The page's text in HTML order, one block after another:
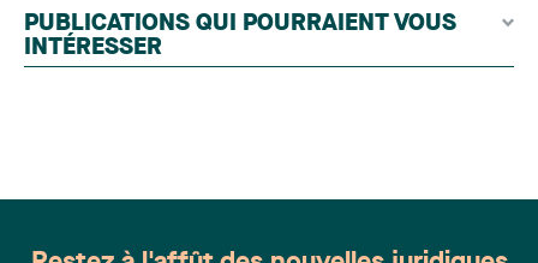
par un jury indépendant composé de praticiens
chevronnés en droit de la famille provenant de
l'ensemble du Canada. Cette distinction
PUBLICATIONS QUI POURRAIENT VOUS
INTÉRESSER